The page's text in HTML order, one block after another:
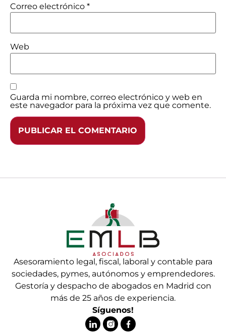
Correo electrónico *
Web
Guarda mi nombre, correo electrónico y web en
este navegador para la próxima vez que comente.
Asesoramiento legal, fiscal, laboral y contable para
sociedades, pymes, autónomos y emprendedores.
Gestoría y despacho de abogados en Madrid con
más de 25 años de experiencia.
Síguenos!